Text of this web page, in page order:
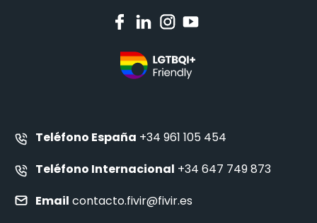
Teléfono España +34 961 105 454
Teléfono Internacional +34 647 749 873
Email contacto.fivir@fivir.es